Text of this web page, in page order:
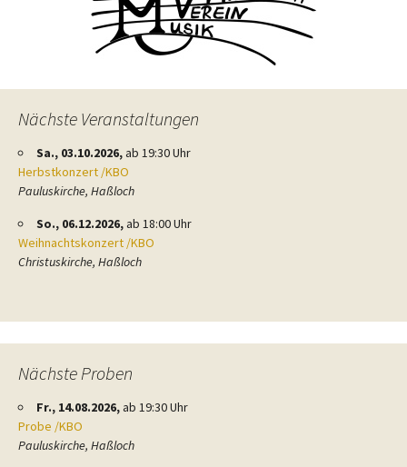
Nächste Veranstaltungen
Sa., 03.10.2026,ab 19:30 Uhr
Herbstkonzert /KBO
Pauluskirche, Haßloch
So., 06.12.2026,ab 18:00 Uhr
Weihnachtskonzert /KBO
Christuskirche, Haßloch
Nächste Proben
Fr., 14.08.2026,ab 19:30 Uhr
Probe /KBO
Pauluskirche, Haßloch